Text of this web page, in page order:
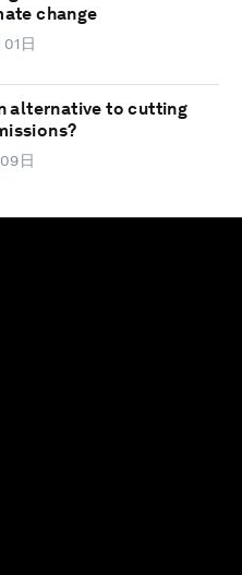
change
日
alternative to cutting
日